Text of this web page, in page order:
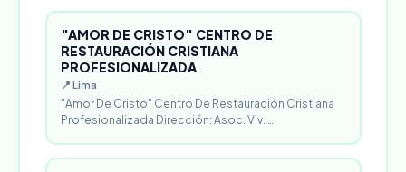
"AMOR DE CRISTO" CENTRO DE
RESTAURACIÓN CRISTIANA
PROFESIONALIZADA
📍 Lima
"Amor De Cristo" Centro De Restauración Cristiana
Profesionalizada Dirección: Asoc. Viv. …